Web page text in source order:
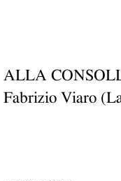
ALLA
Fabrizio Viaro